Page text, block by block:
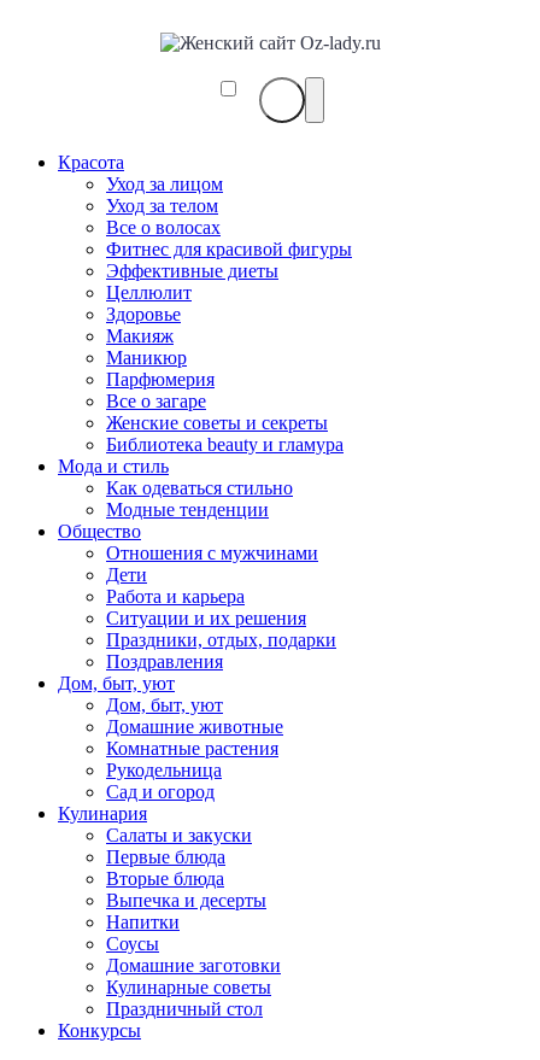
Красота
Уход за лицом
Уход за телом
Все о волосах
Фитнес для красивой фигуры
Эффективные диеты
Целлюлит
Здоровье
Макияж
Маникюр
Парфюмерия
Все о загаре
Женские советы и секреты
Библиотека beauty и гламура
Мода и стиль
Как одеваться стильно
Модные тенденции
Общество
Отношения с мужчинами
Дети
Работа и карьера
Ситуации и их решения
Праздники, отдых, подарки
Поздравления
Дом, быт, уют
Дом, быт, уют
Домашние животные
Комнатные растения
Рукодельница
Сад и огород
Кулинария
Салаты и закуски
Первые блюда
Вторые блюда
Выпечка и десерты
Напитки
Соусы
Домашние заготовки
Кулинарные советы
Праздничный стол
Конкурсы